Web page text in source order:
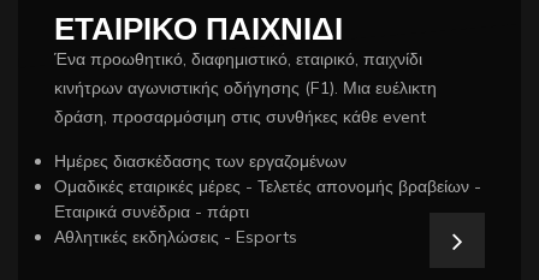
ΕΤΑΙΡΙΚΟ ΠΑΙΧΝΙΔΙ
Ένα προωθητικό, διαφημιστικό, εταιρικό, παιχνίδι
κινήτρων αγωνιστικής οδήγησης (F1). Μια ευέλικτη
δράση, προσαρμόσιμη στις συνθήκες κάθε event
Ημέρες διασκέδασης των εργαζομένων
Ομαδικές εταιρικές μέρες - Τελετές απονομής βραβείων -
Εταιρικά συνέδρια - πάρτι
Αθλητικές εκδηλώσεις - Esports